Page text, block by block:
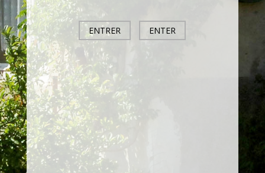
ENTRER ENTER